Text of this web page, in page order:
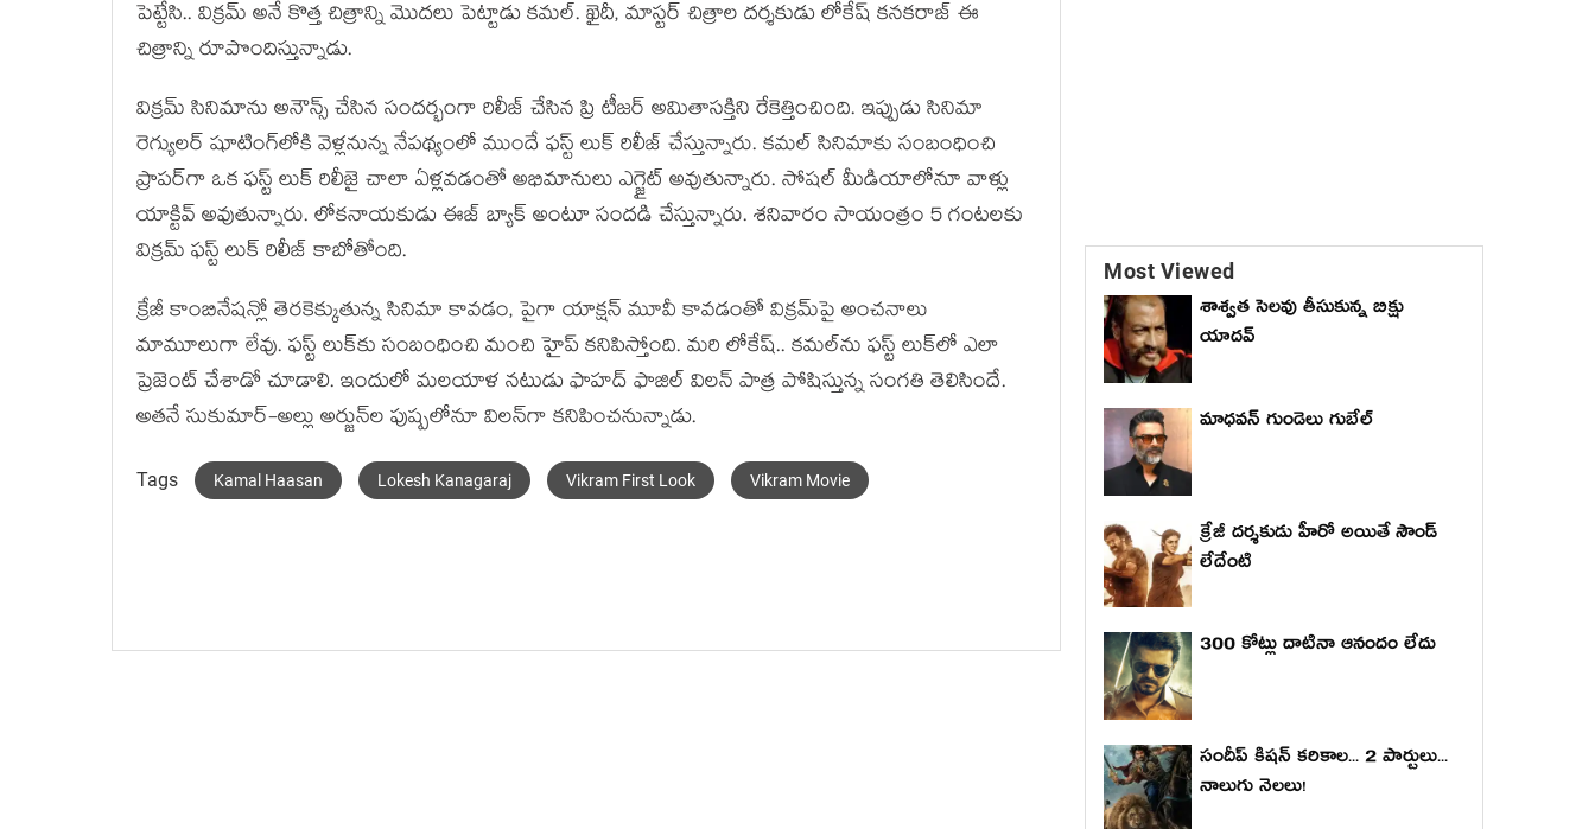
పెట్టేసి.. విక్ర‌మ్ అనే కొత్త చిత్రాన్ని మొద‌లు పెట్టాడు క‌మ‌ల్. ఖైదీ, మాస్ట‌ర్ చిత్రాల ద‌ర్శ‌కుడు లోకేష్ క‌న‌క‌రాజ్ ఈ
చిత్రాన్ని రూపొందిస్తున్నాడు.
విక్ర‌మ్ సినిమాను అనౌన్స్ చేసిన సంద‌ర్భంగా రిలీజ్ చేసిన ప్రి టీజ‌ర్ అమితాస‌క్తిని రేకెత్తించింది. ఇప్పుడు సినిమా
రెగ్యుల‌ర్ షూటింగ్‌లోకి వెళ్ల‌నున్న నేప‌థ్యంలో ముందే ఫ‌స్ట్ లుక్ రిలీజ్ చేస్తున్నారు. క‌మ‌ల్ సినిమాకు సంబంధించి
ప్రాప‌ర్‌గా ఒక ఫ‌స్ట్ లుక్ రిలీజై చాలా ఏళ్ల‌వ‌డంతో అభిమానులు ఎగ్జైట్ అవుతున్నారు. సోష‌ల్ మీడియాలోనూ వాళ్లు
యాక్టివ్ అవుతున్నారు. లోక‌నాయ‌కుడు ఈజ్ బ్యాక్ అంటూ సంద‌డి చేస్తున్నారు. శ‌నివారం సాయంత్రం 5 గంట‌ల‌కు
విక్ర‌మ్ ఫ‌స్ట్ లుక్ రిలీజ్ కాబోతోంది.
క్రేజీ కాంబినేష‌న్లో తెర‌కెక్కుతున్న సినిమా కావ‌డం, పైగా యాక్ష‌న్ మూవీ కావ‌డంతో విక్ర‌మ్‌పై అంచ‌నాలు
మామూలుగా లేవు. ఫ‌స్ట్ లుక్‌కు సంబంధించి మంచి హైప్ క‌నిపిస్తోంది. మ‌రి లోకేష్‌.. క‌మ‌ల్‌ను ఫ‌స్ట్ లుక్‌లో ఎలా
ప్రెజెంట్ చేశాడో చూడాలి. ఇందులో మ‌ల‌యాళ న‌టుడు ఫాహ‌ద్ ఫాజిల్ విల‌న్ పాత్ర పోషిస్తున్న సంగ‌తి తెలిసిందే.
అత‌నే సుకుమార్-అల్లు అర్జున్‌ల పుష్ప‌లోనూ విల‌న్‌గా క‌నిపించ‌నున్నాడు.
Tags Kamal Haasan Lokesh Kanagaraj Vikram First Look Vikram Movie
Most Viewed
శాశ్వత సెలవు తీసుకున్న బిక్షు
యాదవ్
మాధ‌వ‌న్ గుండెలు గుబేల్‌
క్రేజీ దర్శకుడు హీరో అయితే సౌండ్
లేదేంటి
300 కోట్లు దాటినా ఆనందం లేదు
సందీప్ కిషన్ కరికాల... 2 పార్టులు...
నాలుగు నెలలు!